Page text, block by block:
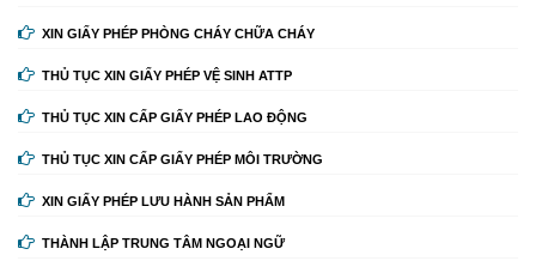
XIN GIẤY PHÉP PHÒNG CHÁY CHỮA CHÁY
THỦ TỤC XIN GIẤY PHÉP VỆ SINH ATTP
THỦ TỤC XIN CẤP GIẤY PHÉP LAO ĐỘNG
THỦ TỤC XIN CẤP GIẤY PHÉP MÔI TRƯỜNG
XIN GIẤY PHÉP LƯU HÀNH SẢN PHẨM
THÀNH LẬP TRUNG TÂM NGOẠI NGỮ